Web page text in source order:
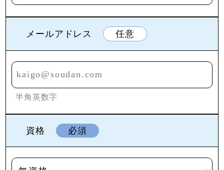
メールアドレス 任意
半角英数字
資格 必須